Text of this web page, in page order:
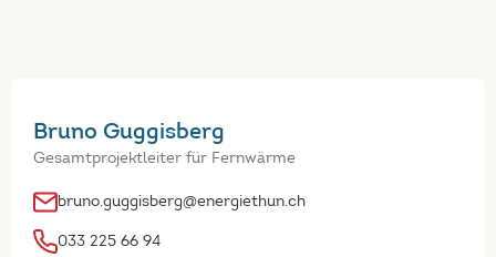
Bruno Guggisberg
Gesamtprojektleiter für Fernwärme
bruno.guggisberg@energiethun.ch
033 225 66 94